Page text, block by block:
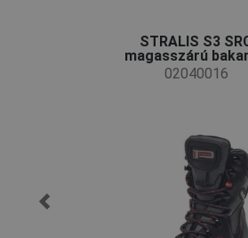
STRALIS S3
magasszárú
02040016